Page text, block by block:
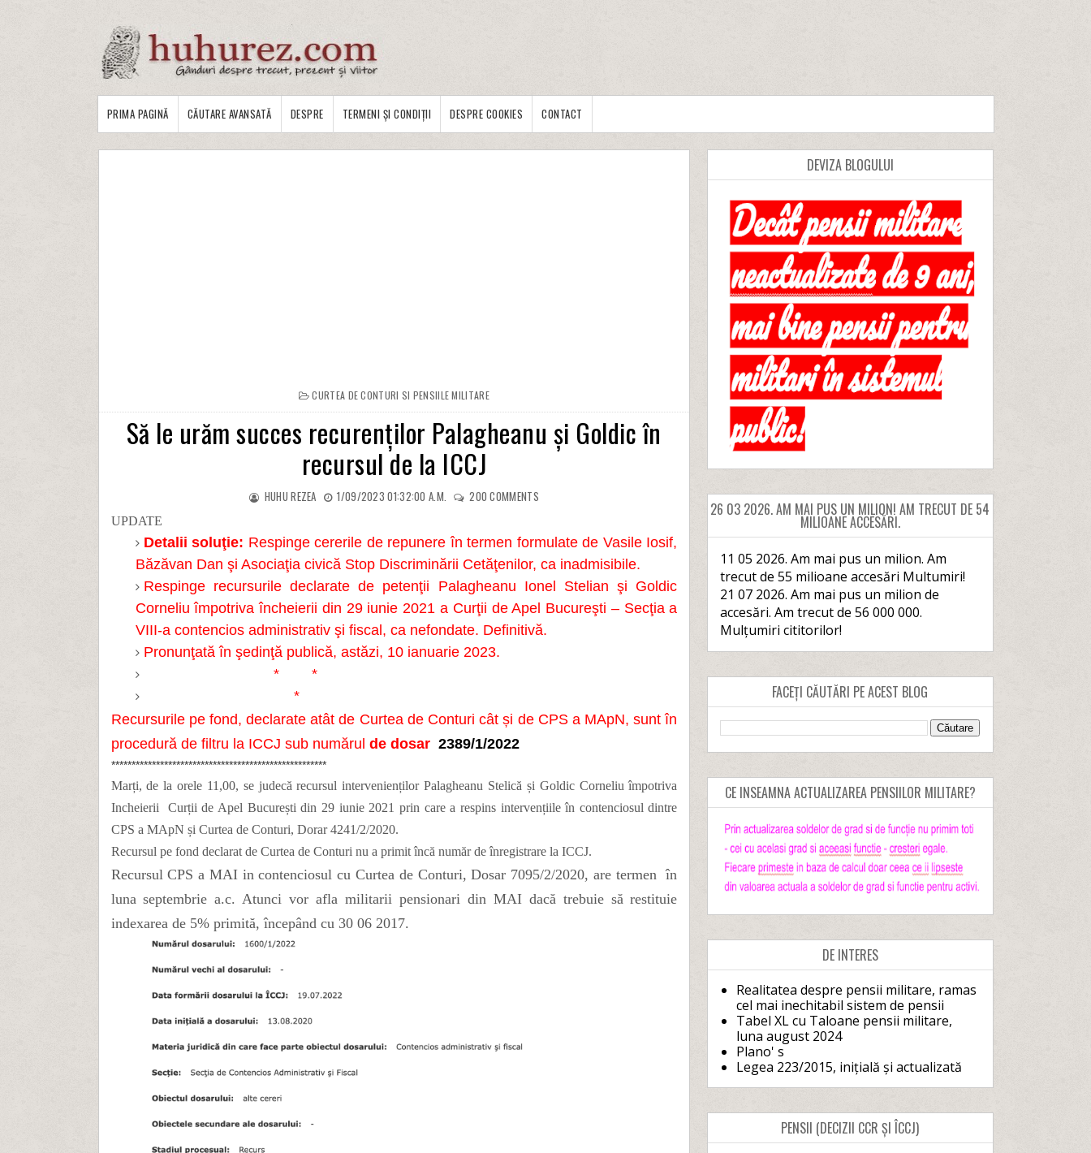
PRIMA PAGINĂ CĂUTARE AVANSATĂ DESPRE TERMENI ȘI CONDIȚII DESPRE COOKIES CONTACT
CURTEA DE CONTURI SI PENSIILE MILITARE
Să le urăm succes recurenților Palagheanu și Goldic în
recursul de la ICCJ
HUHU REZEA 1/09/2023 01:32:00 A.M. 200 COMMENTS
UPDATE
Detalii soluţie: Respinge cererile de repunere în termen formulate de Vasile Iosif,
Băzăvan Dan şi Asociaţia civică Stop Discriminării Cetăţenilor, ca inadmisibile.
Respinge recursurile declarate de petenţii Palagheanu Ionel Stelian şi Goldic
Corneliu împotriva încheierii din 29 iunie 2021 a Curţii de Apel Bucureşti – Secţia a
VIII-a contencios administrativ şi fiscal, ca nefondate. Definitivă.
Pronunţată în şedinţă publică, astăzi, 10 ianuarie 2023.
* *
*
Recursurile pe fond, declarate atât de Curtea de Conturi cât și de CPS a MApN, sunt în
procedură de filtru la ICCJ sub numărul de dosar 2389/1/2022
*****************************************************
Marți, de la orele 11,00, se judecă recursul intervenienților Palagheanu Stelică și Goldic Corneliu împotriva
Incheierii Curții de Apel București din 29 iunie 2021 prin care a respins intervențiile în contenciosul dintre
CPS a MApN și Curtea de Conturi, Dorar 4241/2/2020.
Recursul pe fond declarat de Curtea de Conturi nu a primit încă număr de înregistrare la ICCJ.
Recursul CPS a MAI in contenciosul cu Curtea de Conturi, Dosar 7095/2/2020, are termen în
luna septembrie a.c. Atunci vor afla militarii pensionari din MAI dacă trebuie să restituie
indexarea de 5% primită, începând cu 30 06 2017.
DEVIZA BLOGULUI
26 03 2026. AM MAI PUS UN MILION! AM TRECUT DE 54
MILIOANE ACCESĂRI.
11 05 2026. Am mai pus un milion. Am
trecut de 55 milioane accesări Multumiri!
21 07 2026. Am mai pus un milion de
accesări. Am trecut de 56 000 000.
Mulțumiri cititorilor!
FACEȚI CĂUTĂRI PE ACEST BLOG
CE INSEAMNA ACTUALIZAREA PENSIILOR MILITARE?
DE INTERES
Realitatea despre pensii militare, ramas
cel mai inechitabil sistem de pensii
Tabel XL cu Taloane pensii militare,
luna august 2024
Plano' s
Legea 223/2015, inițială și actualizată
PENSII (DECIZII CCR ȘI ÎCCJ)